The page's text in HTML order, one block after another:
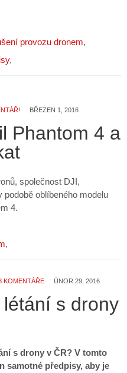
provozu dronem
BŘEZEN 1, 2016
Phantom 4 a
společnost DJI,
podobě oblíbeného modelu
4.
KOMENTÁŘE ÚNOR 29, 2016
s drony
s drony v ČR? V tomto
samotné předpisy, aby je